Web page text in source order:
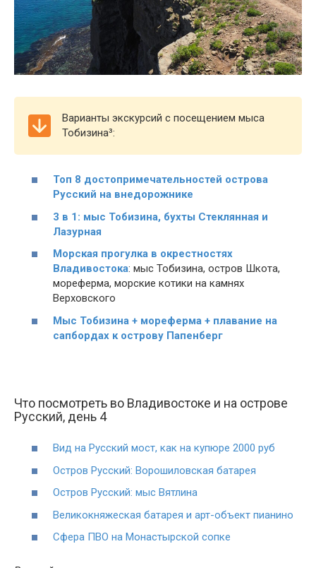
Варианты экскурсий с посещением мыса
Тобизина³:
Топ 8 достопримечательностей острова
Русский на внедорожнике
3 в 1: мыс Тобизина, бухты Стеклянная и
Лазурная
Морская прогулка в окрестностях
Владивостока: мыс Тобизина, остров Шкота,
мореферма, морские котики на камнях
Верховского
Мыс Тобизина + мореферма + плавание на
сапбордах к острову Папенберг
Что посмотреть во Владивостоке и на острове
Русский, день 4
Вид на Русский мост, как на купюре 2000 руб
Остров Русский: Ворошиловская батарея
Остров Русский: мыс Вятлина
Великокняжеская батарея и арт-объект пианино
Сфера ПВО на Монастырской сопке